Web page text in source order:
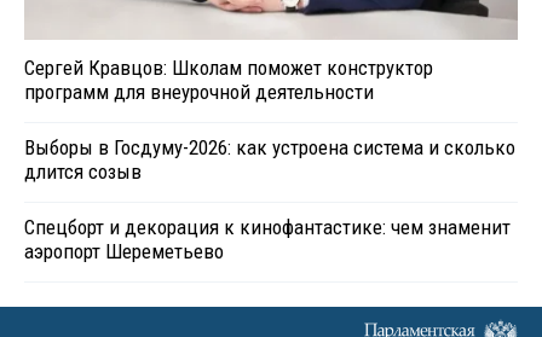
Сергей Кравцов: Школам поможет конструктор
программ для внеурочной деятельности
Выборы в Госдуму-2026: как устроена система и сколько
длится созыв
Спецборт и декорация к кинофантастике: чем знаменит
аэропорт Шереметьево